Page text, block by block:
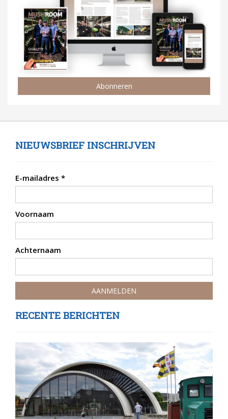
Abonneren
NIEUWSBRIEF INSCHRIJVEN
E-mailadres *
Voornaam
Achternaam
RECENTE BERICHTEN